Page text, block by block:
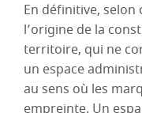
En définitive,
l’origine de la
territoire, qui ne
un espace
au sens où les
empreinte. Un